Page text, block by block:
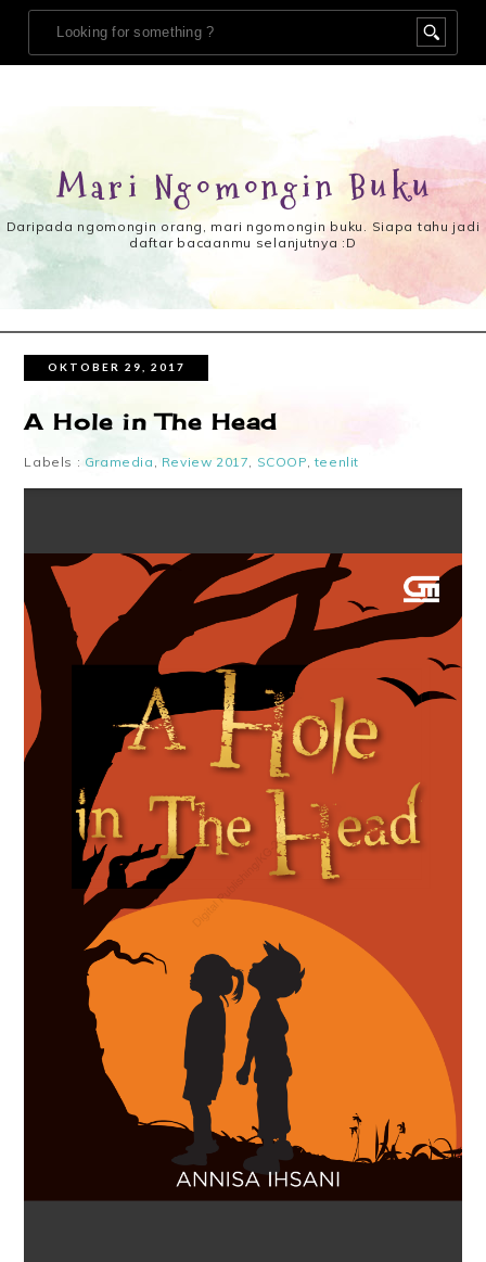
Mari Ngomongin Buku
Daripada ngomongin orang, mari ngomongin buku. Siapa tahu jadi
daftar bacaanmu selanjutnya :D
OKTOBER 29, 2017
A Hole in The Head
Labels : Gramedia , Review 2017, SCOOP,teenlit